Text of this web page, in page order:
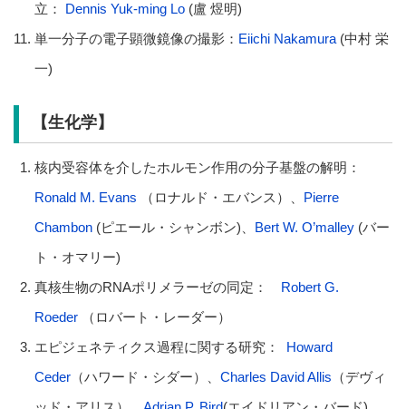
立： Dennis Yuk-ming Lo(盧 煜明)
単一分子の電子顕微鏡像の撮影： Eiichi Nakamura(中村 栄
一)
【生化学】
核内受容体を介したホルモン作用の分子基盤の解明：
Ronald M. Evans （ロナルド・エバンス）、 Pierre
Chambon(ピエール・シャンボン)、 Bert W. O’malley(バー
ト・オマリー)
真核生物のRNAポリメラーゼの同定： Robert G.
Roeder（ロバート・レーダー）
エピジェネティクス過程に関する研究： Howard
Ceder（ハワード・シダー）、 Charles David Allis （デヴィ